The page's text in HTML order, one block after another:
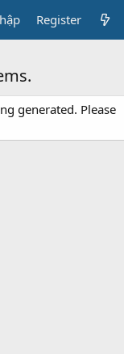
Register
generated. Please